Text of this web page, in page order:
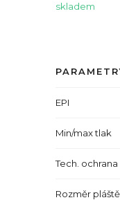
skladem
EPI
Min/max tlak
Tech. ochrana
Rozměr pláště